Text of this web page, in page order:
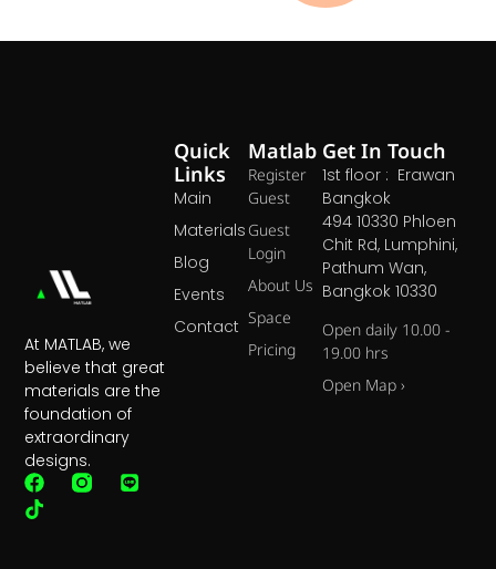
At MATLAB, we
believe that great
materials are the
foundation of
extraordinary
designs.
Matlab
Register
Guest
Guest
Login
About Us
Space
Pricing
Quick
Links
Main
Materials
Blog
Events
Contact
Get In Touch
1st floor : Erawan
Bangkok
494 10330 Phloen
Chit Rd, Lumphini,
Pathum Wan,
Bangkok 10330
Open daily 10.00 -
19.00 hrs
Open Map ›